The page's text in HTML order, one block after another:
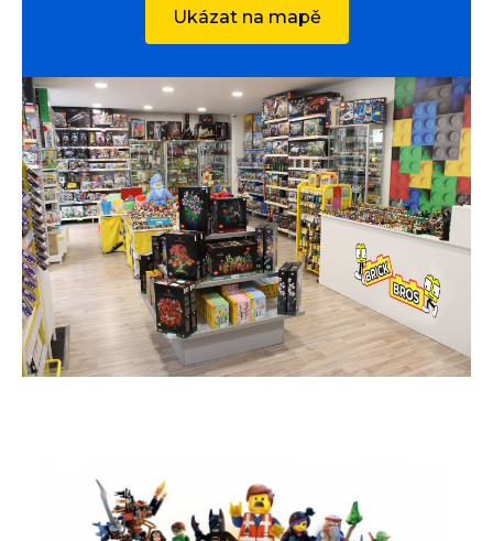
Ukázat na mapě